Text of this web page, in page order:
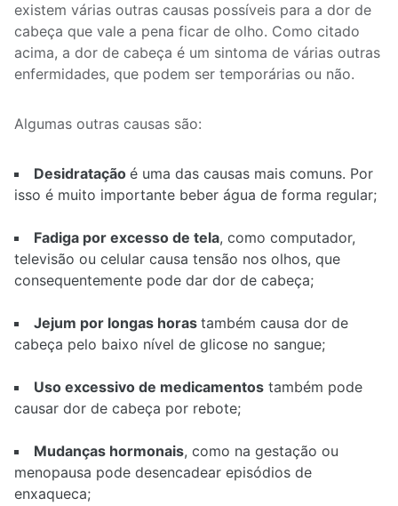
existem várias outras causas possíveis para a dor de
cabeça que vale a pena ficar de olho. Como citado
acima, a dor de cabeça é um sintoma de várias outras
enfermidades, que podem ser temporárias ou não.
Algumas outras causas são:
Desidratação é uma das causas mais comuns. Por
isso é muito importante beber água de forma regular;
Fadiga por excesso de tela, como computador,
televisão ou celular causa tensão nos olhos, que
consequentemente pode dar dor de cabeça;
Jejum por longas horas também causa dor de
cabeça pelo baixo nível de glicose no sangue;
Uso excessivo de medicamentos também pode
causar dor de cabeça por rebote;
Mudanças hormonais, como na gestação ou
menopausa pode desencadear episódios de
enxaqueca;